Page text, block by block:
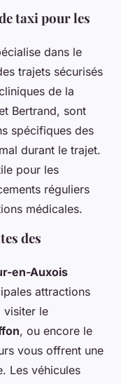
taxi pour les
dans le
trajets sécurisés
de la
Bertrand, sont
spécifiques des
durant le trajet.
pour les
réguliers
médicales.
des
en-Auxois
attractions
visiter le
, ou encore le
vous offrent une
Les véhicules